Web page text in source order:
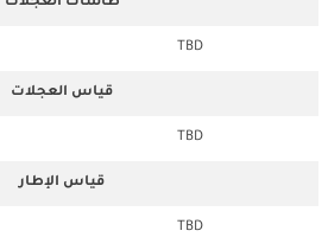
TBD
قياس العجلات
TBD
قياس الإطار
TBD